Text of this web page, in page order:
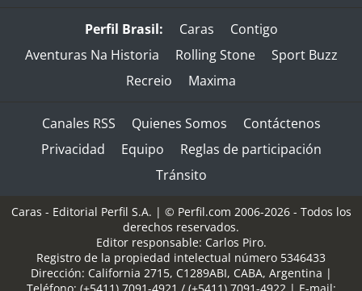
Perfil Brasil: Caras
Contigo
Aventuras Na Historia
Rolling Stone
Sport Buzz
Recreio
Maxima
Canales RSS Quienes Somos
Contáctenos
Privacidad
Equipo
Reglas de participación
Tránsito
Caras - Editorial Perfil S.A. | © Perfil.com 2006-2026 - Todos los
derechos reservados.
Editor responsable: Carlos Piro.
Registro de la propiedad intelectual número 5346433
Dirección: California 2715, C1289ABI, CABA, Argentina |